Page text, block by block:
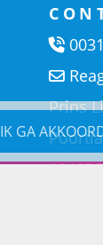
IK GA
Prins